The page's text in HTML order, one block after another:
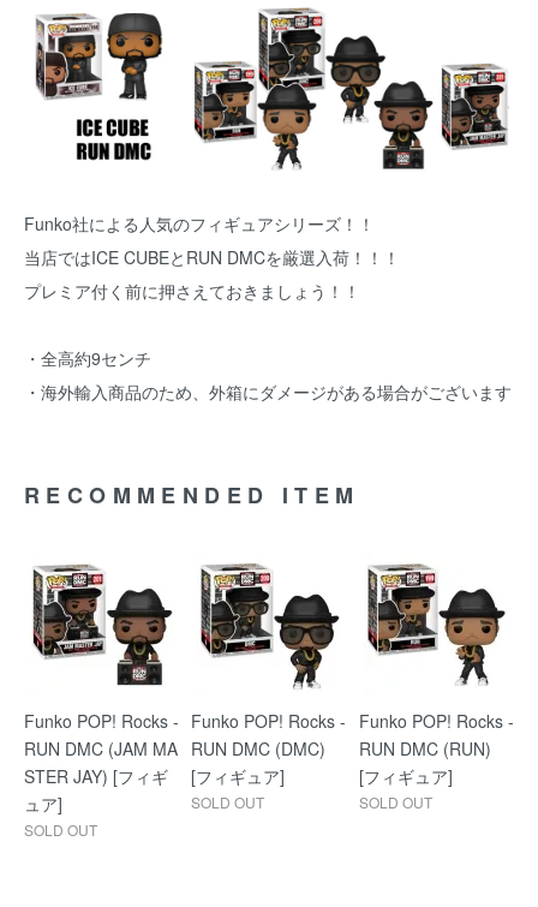
Funko社による人気のフィギュアシリーズ！！
当店ではICE CUBEとRUN DMCを厳選入荷！！！
プレミア付く前に押さえておきましょう！！
・全高約9センチ
・海外輸入商品のため、外箱にダメージがある場合がございます
RECOMMENDED ITEM
Funko POP! Rocks -
RUN DMC (JAM MA
STER JAY) [フィギ
ュア]
SOLD OUT
Funko POP! Rocks -
RUN DMC (DMC)
[フィギュア]
SOLD OUT
Funko POP! Rocks -
RUN DMC (RUN)
[フィギュア]
SOLD OUT